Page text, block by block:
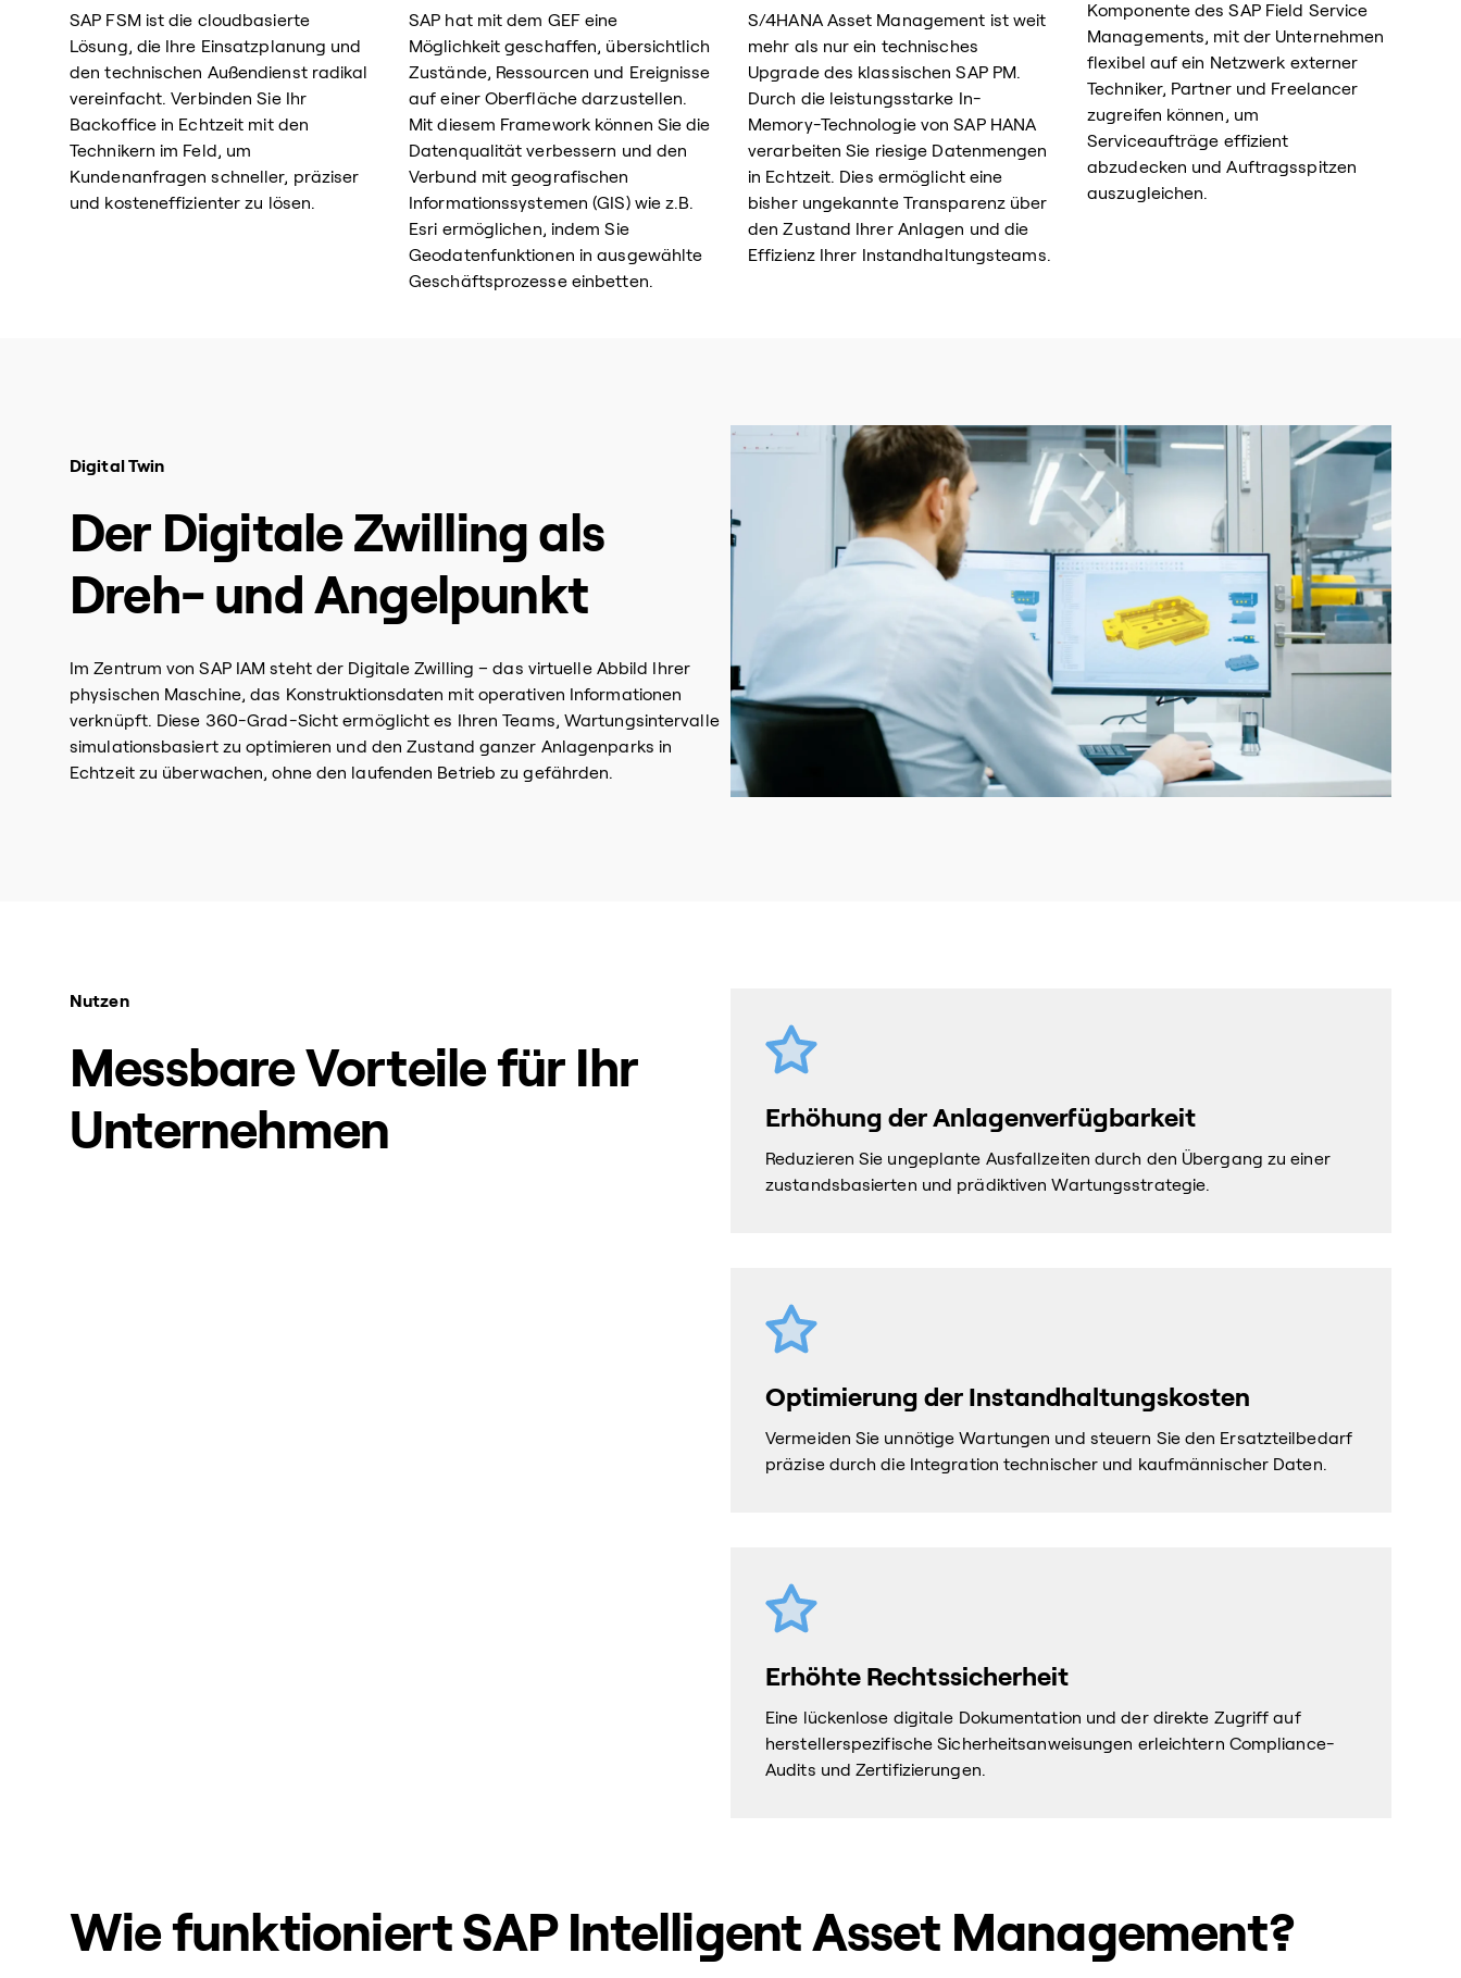
SAP FSM ist die cloudbasierte
Lösung, die Ihre Einsatzplanung und
den technischen Außendienst radikal
vereinfacht. Verbinden Sie Ihr
Backoffice in Echtzeit mit den
Technikern im Feld, um
Kundenanfragen schneller, präziser
und kosteneffizienter zu lösen.
SAP hat mit dem GEF eine
Möglichkeit geschaffen, übersichtlich
Zustände, Ressourcen und Ereignisse
auf einer Oberfläche darzustellen.
Mit diesem Framework können Sie die
Datenqualität verbessern und den
Verbund mit geografischen
Informationssystemen (GIS) wie z.B.
Esri ermöglichen, indem Sie
Geodatenfunktionen in ausgewählte
Geschäftsprozesse einbetten.
S/4HANA Asset Management ist weit
mehr als nur ein technisches
Upgrade des klassischen SAP PM.
Durch die leistungsstarke In-
Memory-Technologie von SAP HANA
verarbeiten Sie riesige Datenmengen
in Echtzeit. Dies ermöglicht eine
bisher ungekannte Transparenz über
den Zustand Ihrer Anlagen und die
Effizienz Ihrer Instandhaltungsteams.
Komponente des SAP Field Service
Managements, mit der Unternehmen
flexibel auf ein Netzwerk externer
Techniker, Partner und Freelancer
zugreifen können, um
Serviceaufträge effizient
abzudecken und Auftragsspitzen
auszugleichen.
Digital Twin
Der Digitale Zwilling als
Dreh- und Angelpunkt
Im Zentrum von SAP IAM steht der Digitale Zwilling – das virtuelle Abbild Ihrer
physischen Maschine, das Konstruktionsdaten mit operativen Informationen
verknüpft. Diese 360-Grad-Sicht ermöglicht es Ihren Teams, Wartungsintervalle
simulationsbasiert zu optimieren und den Zustand ganzer Anlagenparks in
Echtzeit zu überwachen, ohne den laufenden Betrieb zu gefährden.
Nutzen
Messbare Vorteile für Ihr
Unternehmen
Erhöhung der Anlagenverfügbarkeit
Reduzieren Sie ungeplante Ausfallzeiten durch den Übergang zu einer
zustandsbasierten und prädiktiven Wartungsstrategie.
Optimierung der Instandhaltungskosten
Vermeiden Sie unnötige Wartungen und steuern Sie den Ersatzteilbedarf
präzise durch die Integration technischer und kaufmännischer Daten.
Erhöhte Rechtssicherheit
Eine lückenlose digitale Dokumentation und der direkte Zugriff auf
herstellerspezifische Sicherheitsanweisungen erleichtern Compliance-
Audits und Zertifizierungen.
Wie funktioniert SAP Intelligent Asset Management?